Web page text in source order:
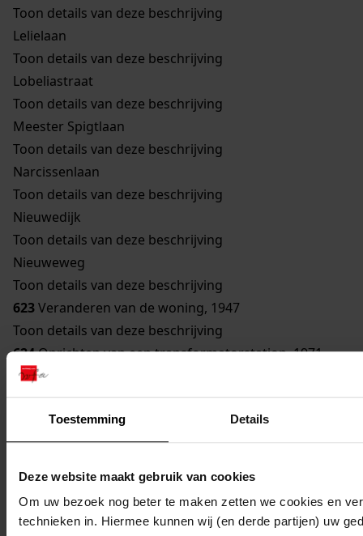
Toestemming Details
Deze website maakt gebruik van cookies
Om uw bezoek nog beter te maken zetten we cookies en
technieken in. Hiermee kunnen wij (en derde partijen) uw
Toon details van deze beschrijving
Lelielaan
Toon details van deze beschrijving
Lobeliastraat
Toon details van deze beschrijving
Meester Spigtlaan
Toon details van deze beschrijving
Narcissenlaan
Toon details van deze beschrijving
Nieuwedijk
Toon details van deze beschrijving
Nieuweweg
Toon details van deze beschrijving
623Veranderen van de woning, 1947
Toon details van deze beschrijving
624Oprichten van een transformatorstation, 1971
Toon details van deze beschrijving
625Verbouwen van een gebouw bestemd om te
worden gebruikt als woonhuis, 1929
Toon details van deze beschrijving
Toon details van deze beschrijving
627Veranderen woning, 1962